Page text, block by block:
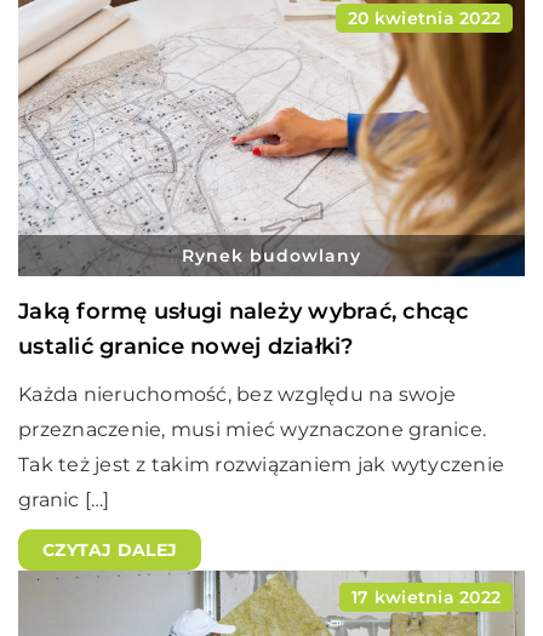
20 kwietnia 2022
Rynek budowlany
Jaką formę usługi należy wybrać, chcąc
ustalić granice nowej działki?
Każda nieruchomość, bez względu na swoje
przeznaczenie, musi mieć wyznaczone granice.
Tak też jest z takim rozwiązaniem jak wytyczenie
granic […]
CZYTAJ DALEJ
17 kwietnia 2022